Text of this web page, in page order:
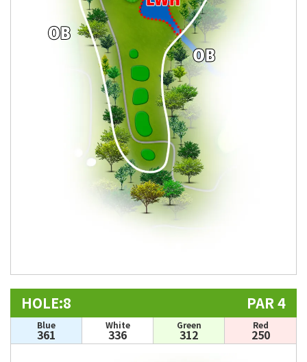
HOLE:8 PAR 4
Blue
361
White
336
Green
312
Red
250